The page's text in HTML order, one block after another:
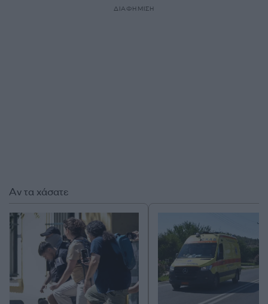
ΔΙΑΦΗΜΙΣΗ
Αν τα χάσατε